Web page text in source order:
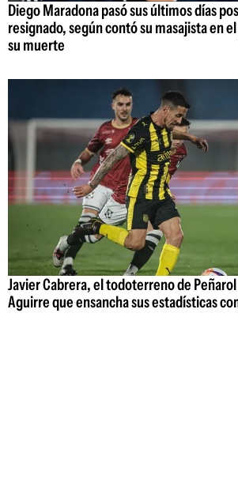
Diego Maradona pasó sus últimos días
resignado, según contó su masajista en
su muerte
Javier Cabrera, el todoterreno de
Aguirre que ensancha sus estadísticas